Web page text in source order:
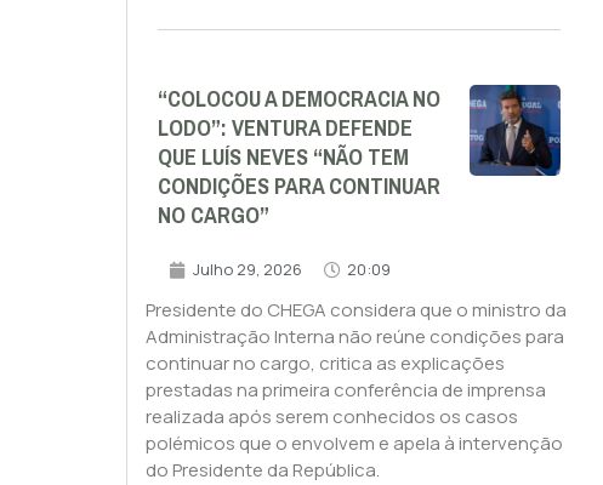
“COLOCOU A DEMOCRACIA NO
LODO”: VENTURA DEFENDE
QUE LUÍS NEVES “NÃO TEM
CONDIÇÕES PARA CONTINUAR
NO CARGO”
Julho 29, 2026 20:09
Presidente do CHEGA considera que o ministro da
Administração Interna não reúne condições para
continuar no cargo, critica as explicações
prestadas na primeira conferência de imprensa
realizada após serem conhecidos os casos
polémicos que o envolvem e apela à intervenção
do Presidente da República.